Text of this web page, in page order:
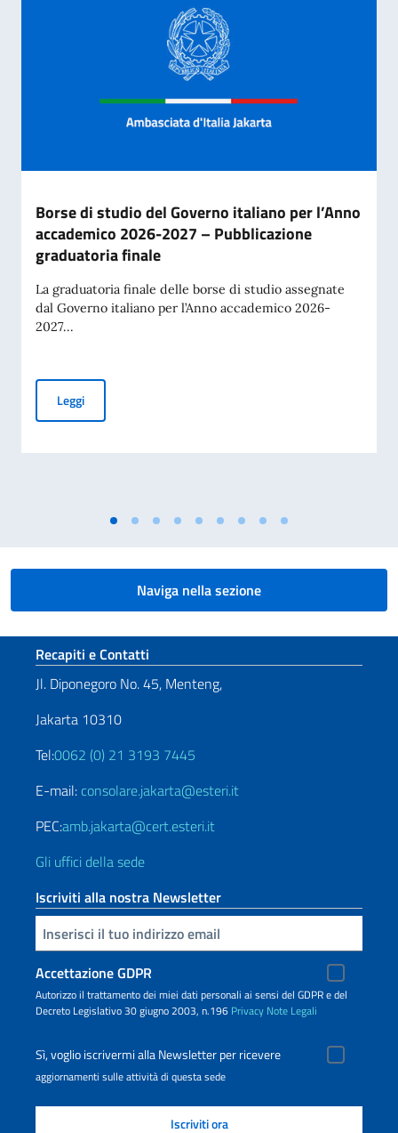
Borse di studio del Governo italiano per l’Anno
accademico 2026-2027 – Pubblicazione
graduatoria finale
La graduatoria finale delle borse di studio assegnate
dal Governo italiano per l’Anno accademico 2026-
2027...
LeggiBorse di studio del Governo italiano per l’Anno
Naviga nella sezione
Sezione footer
Recapiti e Contatti
Jl. Diponegoro No. 45, Menteng,
Jakarta 10310
Tel:0062 (0) 21 3193 7445
E-mail: consolare.jakarta@esteri.it
PEC:amb.jakarta@cert.esteri.it
Gli uffici della sede
Iscriviti alla nostra Newsletter
Inserisci la tua email
Accettazione GDPR
Autorizzo il trattamento dei miei dati personali ai sensi del GDPR e del
Decreto Legislativo 30 giugno 2003, n.196 Privacy Note Legali
Sì, voglio iscrivermi alla Newsletter per ricevere
aggiornamenti sulle attività di questa sede